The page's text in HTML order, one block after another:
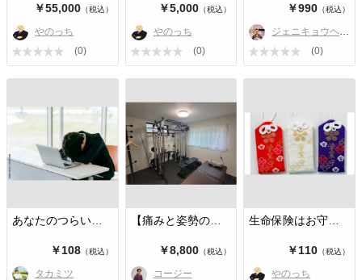
￥55,000（税込）
やのっち
(0)
￥5,000 （税込）
やのっち
(0)
￥990（税込）
ジェニキョウヘイ🔮
(0)
￥108（税込）
タカミツ
【痛みと姿勢の改善を体感いただく】…
￥8,800 （税込）
コージー
￥110（税込）
やのっち